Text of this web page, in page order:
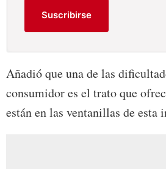
Suscribirse
Añadió que una de las
consumidor es el trato que
están en las ventanillas de esta